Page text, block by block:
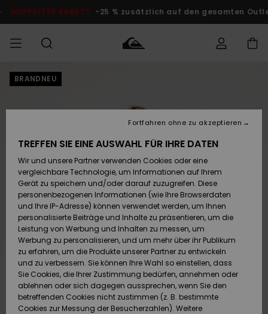
ProduktinformationRABATT -25 % zusätzlich auf den gesamten Outlet-
MÄNNER
Accessoires
Schuhe&
Flip-Flops
Surf
Snow
Brandneu
Accessoires
Schuhe&
Flip-Flops
Surf
Snow
Brandneu
FRAUEN
Brandneu
Highlights
Snow
SURF
Kinder
Highlights
Community
SNOW
Snow Shop
Kinder
Snow Shop
Damen
Highlights
Community
DOPPELTER
RABATT
KINDER
Outlet
Frauen
HILFE & KONTAKT
Retouren
Bezahlung
Geschenkkarte
Quiksilver
Freedom
Datenschutz
BRANDNEU
TREFFEN SIE EINE AUSWAHL FÜR IHRE DATEN
Wir und unsere Partner verwenden Cookies oder eine
vergleichbare Technologie, um Informationen auf Ihrem
Gerät zu speichern und/oder darauf zuzugreifen. Diese
personenbezogenen Informationen (wie Ihre Browserdaten
und Ihre IP-Adresse) können verwendet werden, um Ihnen
personalisierte Beiträge und Inhalte zu präsentieren, um die
Leistung von Werbung und Inhalten zu messen, um
Werbung zu personalisieren, und um mehr über ihr Publikum
zu erfahren, um die Produkte unserer Partner zu entwickeln
und zu verbessern. Sie können Ihre Wahl so einstellen, dass
Sie Cookies, die Ihrer Zustimmung bedürfen, annehmen oder
ablehnen oder sich dagegen aussprechen, wenn Sie den
betreffenden Cookies nicht zustimmen (z. B. bestimmte
Cookies zur Messung der Besucherzahlen). Weitere
Fortfahren ohne zu akzeptieren